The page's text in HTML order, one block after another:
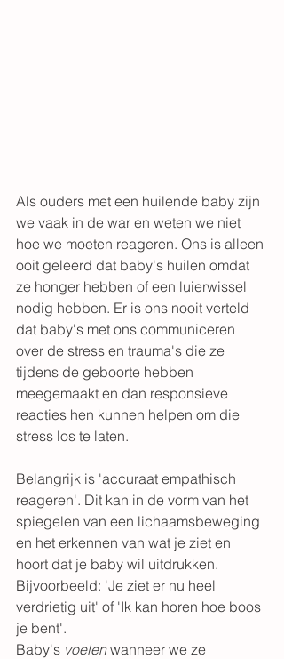
Als ouders met een huilende baby zijn
we vaak in de war en weten we niet
hoe we moeten reageren. Ons is alleen
ooit geleerd dat baby's huilen omdat
ze honger hebben of een luierwissel
nodig hebben. Er is ons nooit verteld
dat baby's met ons communiceren
over de stress en trauma's die ze
tijdens de geboorte hebben
meegemaakt en dan responsieve
reacties hen kunnen helpen om die
stress los te laten.
Belangrijk is 'accuraat empathisch
reageren'. Dit kan in de vorm van het
spiegelen van een lichaamsbeweging
en het erkennen van wat je ziet en
hoort dat je baby wil uitdrukken.
Bijvoorbeeld: 'Je ziet er nu heel
verdrietig uit' of 'Ik kan horen hoe boos
je bent'.
Baby's voelen wanneer we ze